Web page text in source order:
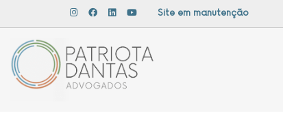
Site em manutenção